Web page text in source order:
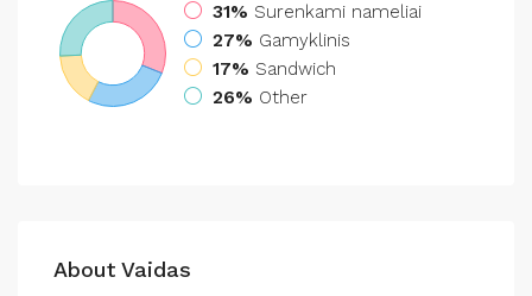
31% Surenkami nameliai
27% Gamyklinis
17% Sandwich
26% Other
About Vaidas